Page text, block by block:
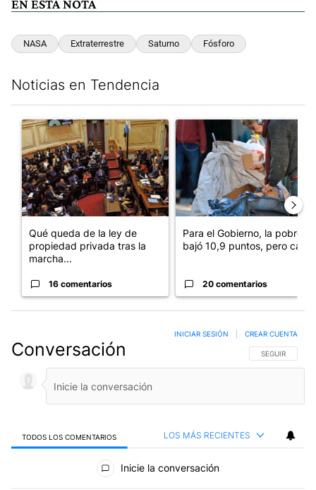
EN ESTA NOTA
NASA Extraterrestre Saturno Fósforo
Noticias en Tendencia
Un artículo de tendencia con el título "Qué queda de la ley de
Qué queda de la ley de
propiedad privada tras la
marcha...
16 comentarios
Un artículo de tendencia con
Para el Gobierno, la pobreza
bajó 10,9 puntos, pero cay...
20 comentarios
Conversación SIGA ESTA
SEGUIR
INICIAR SESIÓN CREAR CUENTA
TODOS LOS COMENTARIOS LOS MÁS RECIENTES
Todos los comentarios
Inicie la conversación